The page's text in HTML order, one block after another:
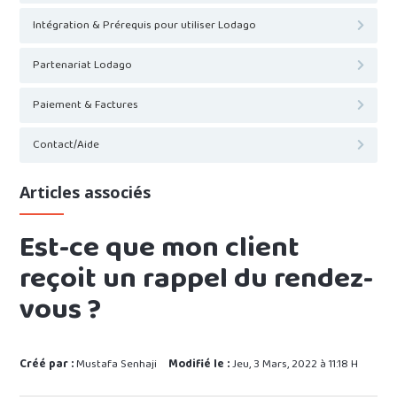
Intégration & Prérequis pour utiliser Lodago
Partenariat Lodago
Paiement & Factures
Contact/Aide
Articles associés
Est-ce que mon client
reçoit un rappel du rendez-
vous ?
Créé par :Mustafa Senhaji Modifié le :Jeu, 3 Mars, 2022 à 11:18 H